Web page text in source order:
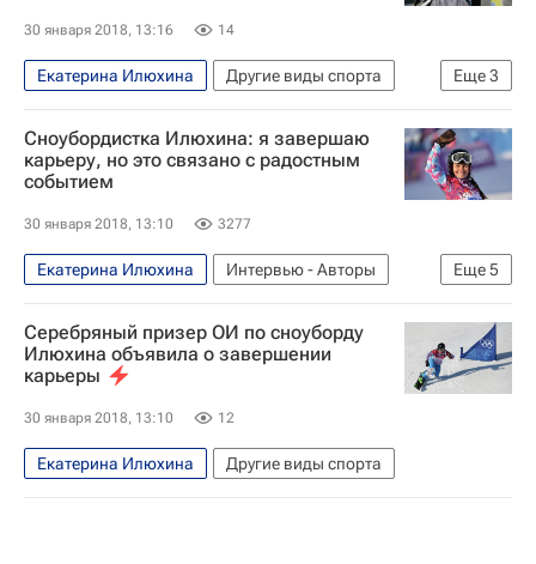
30 января 2018, 13:16 14
Еще3
Екатерина Илюхина
Другие виды спорта
Допинг
Всемирное антидопинговое агентство (WADA)
Женская сборная России по сноуборду
Сноубордистка Илюхина: я завершаю
карьеру, но это связано с радостным
событием
30 января 2018, 13:10 3277
Еще5
Екатерина Илюхина
Интервью - Авторы
Аналитика
Другие виды спорта
Денис Тихомиров
Международный олимпийский комитет (МОК)
Всемирное антидопинговое агентство (WADA)
Серебряный призер ОИ по сноуборду
Илюхина объявила о завершении
карьеры
30 января 2018, 13:10 12
Екатерина Илюхина Другие виды спорта